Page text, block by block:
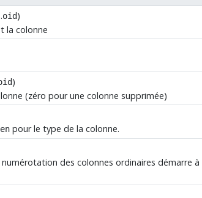
.oid)
la colonne
)
(zéro pour une colonne supprimée)
pour le type de la colonne.
des colonnes ordinaires démarre